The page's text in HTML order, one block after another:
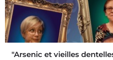
"Arsenic et vieilles